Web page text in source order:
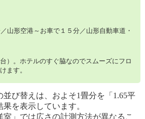
山形空港～お車で１５分／山形自動車道・
）。ホテルのすぐ脇なのでスムーズにフロ
ます。
び替えは、およそ1畳分を「1.65平
を表示しています。
」では広さの計測方法が異なるこ